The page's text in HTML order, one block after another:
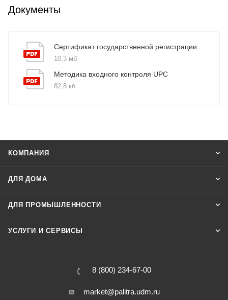
Документы
Сертификат государственной регистрации
10,3 мб
Методика входного контроля UPC
82,8 кб
КОМПАНИЯ
ДЛЯ ДОМА
ДЛЯ ПРОМЫШЛЕННОСТИ
УСЛУГИ И СЕРВИСЫ
8 (800) 234-67-00
market@palitra.udm.ru